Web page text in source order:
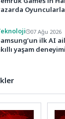
07 Ağu 2026
ilk AI
yaşam